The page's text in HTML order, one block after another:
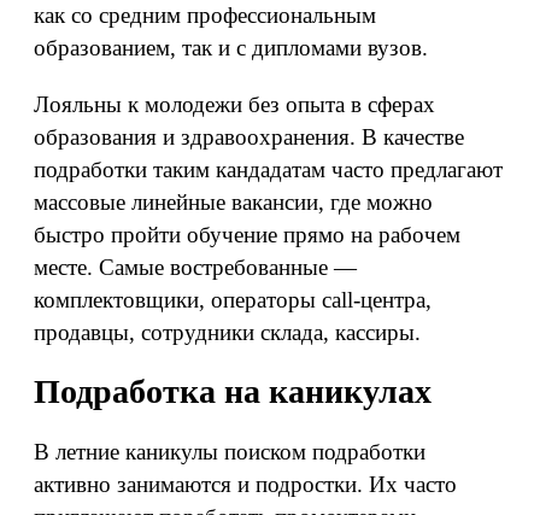
как со средним профессиональным
образованием, так и с дипломами вузов.
Лояльны к молодежи без опыта в сферах
образования и здравоохранения. В качестве
подработки таким кандадатам часто предлагают
массовые линейные вакансии, где можно
быстро пройти обучение прямо на рабочем
месте. Самые востребованные —
комплектовщики, операторы call-центра,
продавцы, сотрудники склада, кассиры.
Подработка на каникулах
В летние каникулы поиском подработки
активно занимаются и подростки. Их часто